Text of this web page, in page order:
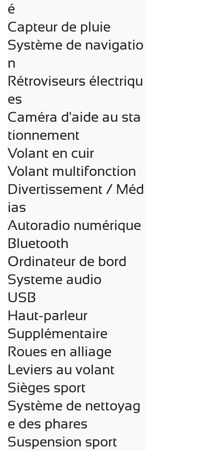
é
Capteur de pluie
Système de navigatio
n
Rétroviseurs électriqu
es
Caméra d'aide au sta
tionnement
Volant en cuir
Volant multifonction
Divertissement / Méd
ias
Autoradio numérique
Bluetooth
Ordinateur de bord
Systeme audio
USB
Haut-parleur
Supplémentaire
Roues en alliage
Leviers au volant
Sièges sport
Système de nettoyag
e des phares
Suspension sport